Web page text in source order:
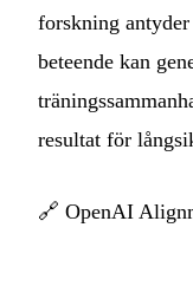
forskning
beteende kan
resultat för
🔗 OpenAI